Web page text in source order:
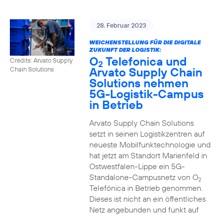
Credits: Arvato Supply
Chain Solutions
28. Februar 2023
WEICHENSTELLUNG FÜR DIE DIGITALE
ZUKUNFT DER LOGISTIK:
O2 Telefonica und
Arvato Supply Chain
Solutions nehmen
5G-Logistik-Campus
in Betrieb
Arvato Supply Chain Solutions
setzt in seinen Logistikzentren auf
neueste Mobilfunktechnologie und
hat jetzt am Standort Marienfeld in
Ostwestfalen-Lippe ein 5G-
Standalone-Campusnetz von O2
Telefónica in Betrieb genommen.
Dieses ist nicht an ein öffentliches
Netz angebunden und funkt auf